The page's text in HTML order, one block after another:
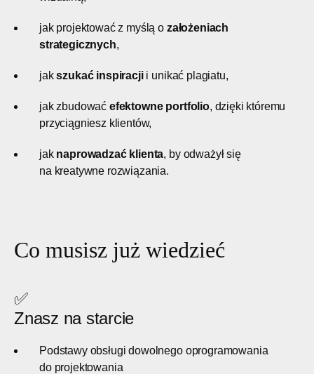
jak projektować z myślą o założeniach
strategicznych,
jakszukać inspiracjii unikać plagiatu,
jak zbudować efektowne portfolio, dzięki któremu
przyciągniesz klientów,
jak naprowadzać klienta, by odważył się
na kreatywne rozwiązania.
Co musisz już wiedzieć
✅
Znasz na starcie
Podstawy obsługi dowolnego oprogramowania
do projektowania